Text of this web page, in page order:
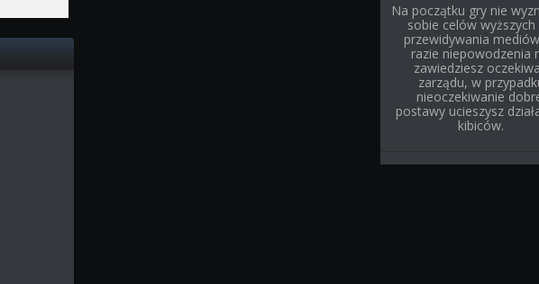
Na początku gry nie
sobie celów wyższych
przewidywania
razie niepowodzenia
zawiedziesz
zarządu, w
nieoczekiwanie
postawy ucieszysz
kibiców.